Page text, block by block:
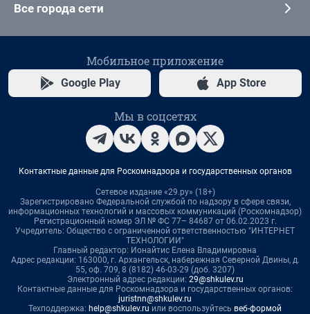
Все города сети
Мобильное приложение
Google Play App Store
Мы в соцсетях
Контактные данные для Роскомнадзора и государственных органов
Сетевое издание «29.ру» (18+)
Зарегистрировано Федеральной службой по надзору в сфере связи,
информационных технологий и массовых коммуникаций (Роскомнадзор)
Регистрационный номер ЭЛ № ФС 77– 84687 от 06.02.2023 г.
Учредитель: Общество с ограниченной ответственностью "ИНТЕРНЕТ
ТЕХНОЛОГИИ"
Главный редактор: Ионайтис Елена Владимировна
Адрес редакции: 163000, г. Архангельск, набережная Северной Двины, д.
55, оф. 709, 8 (8182) 46-03-29 (доб. 3207)
Электронный адрес редакции: 29@shkulev.ru
Контактные данные для Роскомнадзора и государственных органов:
juristnn@shkulev.ru
Техподдержка: help@shkulev.ru или воспользуйтесь веб-формой